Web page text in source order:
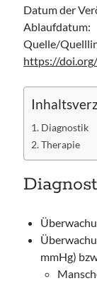
Datum der
Ablaufdatum:
Quelle/
https://
Diagnostik
Therapie
mmHg)